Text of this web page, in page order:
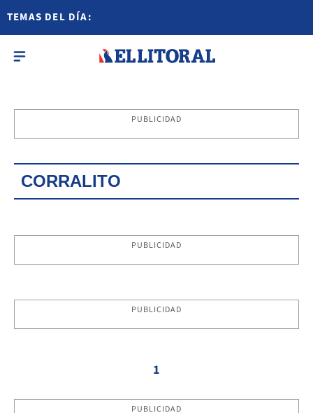
TEMAS DEL DÍA:
PUBLICIDAD
CORRALITO
PUBLICIDAD
PUBLICIDAD
1
PUBLICIDAD